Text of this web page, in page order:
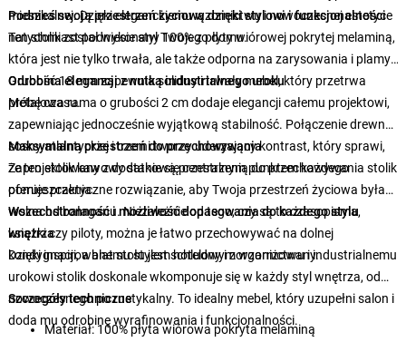
mieszkalnej. Dzięki eleganckiemu wzornictwu i nowoczesnej estetyce
natychmiast podniesie styl Twojego domu.
Podnieś swoją przestrzeń życiową dzięki stylowi i funkcjonalności
Ten stolik został wykonany 100% z płyty wiórowej pokrytej melaminą,
która jest nie tylko trwała, ale także odporna na zarysowania i plamy.
Grubość 18 mm zapewnia solidny i trwały mebel, który przetrwa
próbę czasu.
Odrobina elegancji z nutką industrialnego uroku
Metalowa rama o grubości 2 cm dodaje elegancji całemu projektowi,
zapewniając jednocześnie wyjątkową stabilność. Połączenie drewna
sosny atlantyckiej i czerni tworzy uderzający kontrast, który sprawi,
że ten stolik kawowy stanie się centralnym punktem każdego
pomieszczenia.
Maksymalna przestrzeń do przechowywania
Zaprojektowany z dodatkową przestrzenią do przechowywania stolik
oferuje praktyczne rozwiązanie, aby Twoja przestrzeń życiowa była
wolna od bałaganu. Niezależnie od tego, czy są to czasopisma,
książki czy piloty, można je łatwo przechowywać na dolnej
kondygnacji, a blat stołu jest schludny i zorganizowany.
Wszechstronność i możliwość dopasowania do każdego stylu
wnętrza
Dzięki inspirowanemu stylem hotelowym wzornictwu i industrialnemu
urokowi stolik doskonale wkomponuje się w każdy styl wnętrza, od
nowoczesnego po rustykalny. To idealny mebel, który uzupełni salon i
doda mu odrobinę wyrafinowania i funkcjonalności.
Szczegóły techniczne
Materiał: 100% płyta wiórowa pokryta melaminą